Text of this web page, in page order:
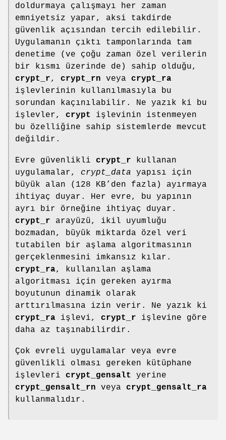
doldurmaya çalışmayı her zaman
emniyetsiz yapar, aksi takdirde
güvenlik açısından tercih edilebilir.
Uygulamanın çıktı tamponlarında tam
denetime (ve çoğu zaman özel verilerin
bir kısmı üzerinde de) sahip olduğu,
crypt_r, crypt_rn veya crypt_ra
işlevlerinin kullanılmasıyla bu
sorundan kaçınılabilir. Ne yazık ki bu
işlevler, crypt
işlevinin istenmeyen
bu özelliğine sahip sistemlerde mevcut
değildir.
Evre güvenlikli crypt_r kullanan
uygulamalar, crypt_data yapısı için
büyük alan (128 KB’den fazla) ayırmaya
ihtiyaç duyar. Her evre, bu yapının
ayrı bir örneğine ihtiyaç duyar.
crypt_r arayüzü, ikil uyumluğu
bozmadan, büyük miktarda özel veri
tutabilen bir aşlama algoritmasının
gerçeklenmesini imkansız kılar.
crypt_ra, kullanılan aşlama
algoritması için gereken ayırma
boyutunun dinamik olarak
arttırılmasına izin verir. Ne yazık ki
crypt_ra işlevi, crypt_r işlevine göre
daha az taşınabilirdir.
Çok evreli uygulamalar veya evre
güvenlikli olması gereken kütüphane
işlevleri crypt_gensalt
yerine
crypt_gensalt_rn veya crypt_gensalt_ra
kullanmalıdır.